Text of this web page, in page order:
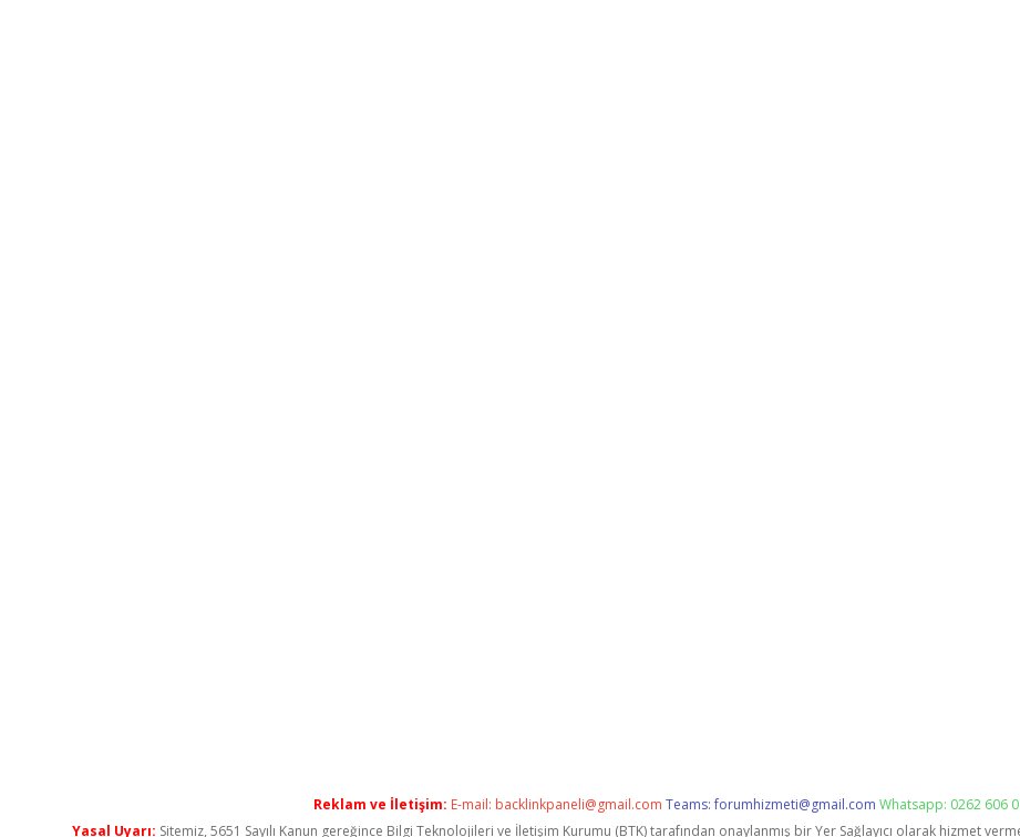
Reklam ve İletişim: E-mail: backlinkpaneli@gmail.com Teams:forumhizmeti@gmail.com Whatsapp: 0262 606
Yasal Uyarı: Sitemiz, 5651 Sayılı Kanun gereğince Bilgi Teknolojileri ve İletişim Kurumu (BTK) tarafından onaylanmış bir Yer Sağlayıcı olarak hizmet